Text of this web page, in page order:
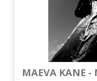
MAEVA KANE -